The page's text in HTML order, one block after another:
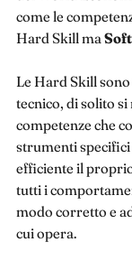
come le
Hard Skill ma
Le Hard Skill
tecnico, di solito
competenze che
strumenti
efficiente il
tutti i
modo corretto e
cui opera.